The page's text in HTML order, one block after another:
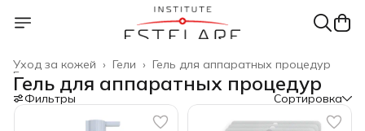
Гель для аппаратных процедур
Гели ›
Уход за кожей ›
Главная
Гель для аппаратных процедур
Фильтры Сортировка